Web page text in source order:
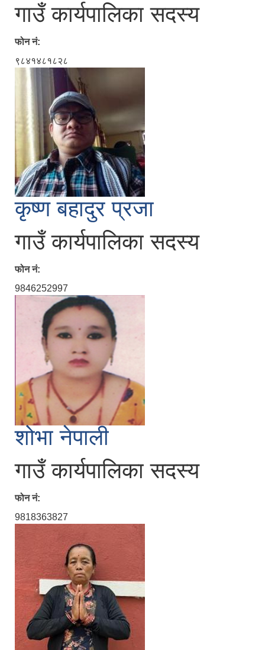
गाउँ कार्यपालिका सदस्य
फोन नं:
९८४१४८१८२८
कृष्ण बहादुर प्रजा
गाउँ कार्यपालिका सदस्य
फोन नं:
9846252997
शोभा नेपाली
गाउँ कार्यपालिका सदस्य
फोन नं:
9818363827